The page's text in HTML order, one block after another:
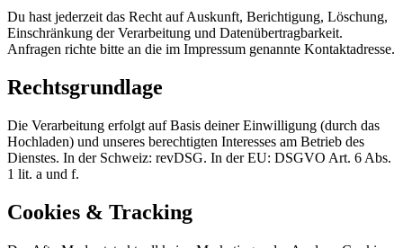
Du hast jederzeit das Recht auf Auskunft, Berichtigung, Löschung,
Einschränkung der Verarbeitung und Datenübertragbarkeit.
Anfragen richte bitte an die im Impressum genannte Kontaktadresse.
Rechtsgrundlage
Die Verarbeitung erfolgt auf Basis deiner Einwilligung (durch das
Hochladen) und unseres berechtigten Interesses am Betrieb des
Dienstes. In der Schweiz: revDSG. In der EU: DSGVO Art. 6 Abs.
1 lit. a und f.
Cookies & Tracking